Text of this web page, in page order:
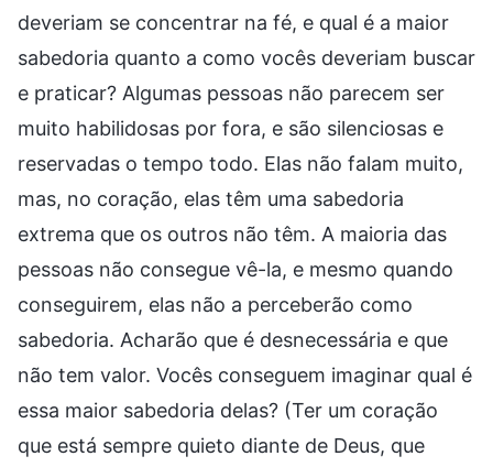
deveriam se concentrar na fé, e qual é a maior
sabedoria quanto a como vocês deveriam buscar
e praticar? Algumas pessoas não parecem ser
muito habilidosas por fora, e são silenciosas e
reservadas o tempo todo. Elas não falam muito,
mas, no coração, elas têm uma sabedoria
extrema que os outros não têm. A maioria das
pessoas não consegue vê-la, e mesmo quando
conseguirem, elas não a perceberão como
sabedoria. Acharão que é desnecessária e que
não tem valor. Vocês conseguem imaginar qual é
essa maior sabedoria delas? (Ter um coração
que está sempre quieto diante de Deus, que